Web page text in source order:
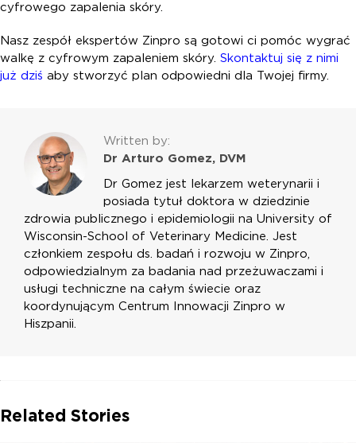
cyfrowego zapalenia skóry.
Nasz zespół ekspertów Zinpro są gotowi ci pomóc wygrać
walkę z cyfrowym zapaleniem skóry. Skontaktuj się z nimi
już dziś aby stworzyć plan odpowiedni dla Twojej firmy.
Written by:
Dr Arturo Gomez, DVM
Dr Gomez jest lekarzem weterynarii i
posiada tytuł doktora w dziedzinie
zdrowia publicznego i epidemiologii na University of
Wisconsin-School of Veterinary Medicine. Jest
członkiem zespołu ds. badań i rozwoju w Zinpro,
odpowiedzialnym za badania nad przeżuwaczami i
usługi techniczne na całym świecie oraz
koordynującym Centrum Innowacji Zinpro w
Hiszpanii.
Related Stories